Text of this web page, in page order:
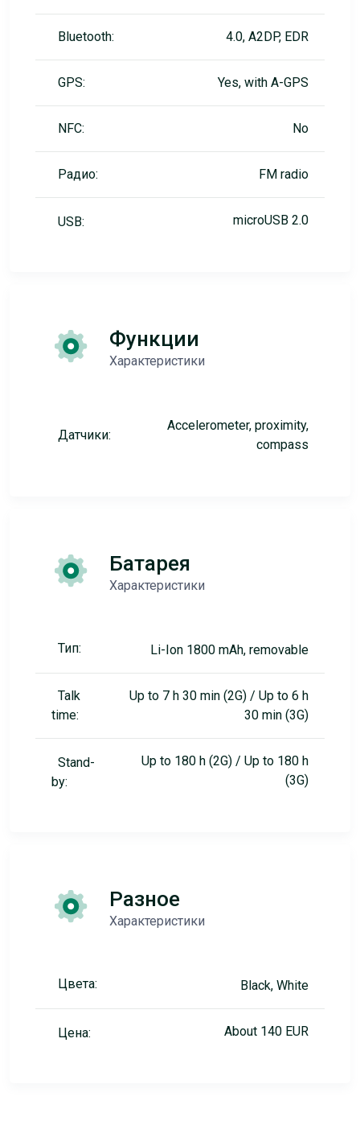
Bluetooth: 4.0, A2DP, EDR
GPS: Yes, with A-GPS
NFC: No
Радио: FM radio
USB: microUSB 2.0
Функции
Характеристики
Датчики:
Accelerometer, proximity,
compass
Батарея
Характеристики
Тип: Li-Ion 1800 mAh, removable
Talk
time:
Up to 7 h 30 min (2G) / Up to 6 h
30 min (3G)
Stand-
by:
Up to 180 h (2G) / Up to 180 h
(3G)
Разное
Характеристики
Цвета: Black, White
Цена: About 140 EUR